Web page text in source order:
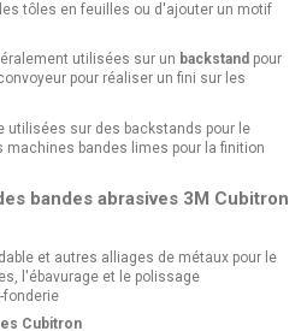
tôles en feuilles ou d'ajouter un motif
utilisées sur un backstand pour
pour réaliser un fini sur les
utilisées sur des backstands pour le
machines bandes limes pour la finition
bandes abrasives 3M Cubitron
et autres alliages de métaux pour le
l'ébavurage et le polissage
fonderie
Cubitron